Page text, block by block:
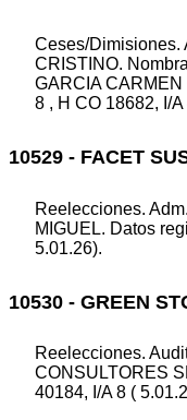
Ceses/Dimisiones.
CRISTINO.
GARCIA
8 , H CO 18682, I/A
10529 - FACET
Reelecciones.
MIGUEL. Datos
5.01.26).
10530 - GREEN
Reelecciones.
CONSULTORES
40184, I/A 8 (